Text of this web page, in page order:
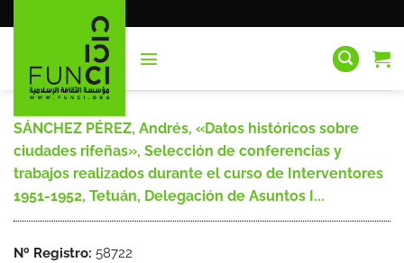
al
SÁNCHEZ PÉREZ, Andrés, «Datos históricos sobre
ciudades rifeñas», Selección de conferencias y
trabajos realizados durante el curso de Interventores
1951-1952, Tetuán, Delegación de Asuntos I...
Nº Registro: 58722